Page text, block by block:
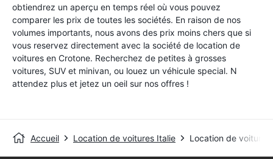
obtiendrez un aperçu en temps réel où vous pouvez
comparer les prix de toutes les sociétés. En raison de nos
volumes importants, nous avons des prix moins chers que si
vous reservez directement avec la société de location de
voitures en Crotone. Recherchez de petites à grosses
voitures, SUV et minivan, ou louez un véhicule special. N
attendez plus et jetez un oeil sur nos offres !
Accueil Location de voitures Italie Location de voitures